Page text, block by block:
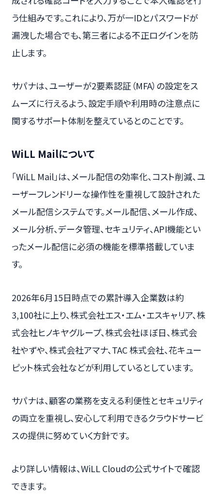
う仕組みです。これにより、万が一IDとパスワードが
漏洩した場合でも、第三者による不正ログインを防
止します。
サパナは、ユーザーが2要素認証（MFA）の設定をス
ムーズに行えるよう、設定手順や利用時の注意点に
関するサポート体制を整えているとのことです。
WiLL Mailについて
「WiLL Mail」は、メール配信の効率化、コスト削減、ユ
ーザーフレンドリーな操作性を重視して設計された
メール配信システムです。メール配信、メール作成、
メール分析、データ管理、セキュリティ、API機能とい
ったメール配信に必須の機能を標準搭載していま
す。
2026年6月15日時点での累計導入企業数は約
3,100社に上り、株式会社エス・エム・エスキャリア、株
式会社ヒノキヤグループ、株式会社ほぼ日、株式会
社やずや、株式会社アマナ、TAC 株式会社、花キュー
ピット株式会社などが利用しているとしています。
サパナは、顧客の業務を支える利便性とセキュリティ
の両立を重視し、安心して利用できるクラウドサービ
スの提供に努めていく方針です。
より詳しい情報は、WiLL Cloudの公式サイトで確認
できます。